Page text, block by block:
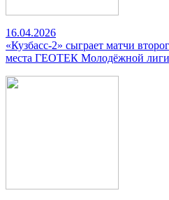
16.04.2026
«Кузбасс-2» сыграет матчи
места ГЕОТЕК Молодёжной лиги